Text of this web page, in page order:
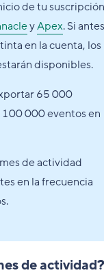
de tu suscripción
yApex. Si antes
en la cuenta, los
disponibles.
65 000
000 eventos en
de actividad
en la frecuencia
de actividad?